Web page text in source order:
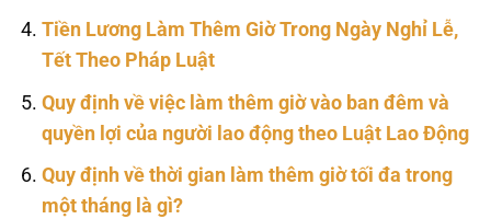
Tiền Lương Làm Thêm Giờ Trong Ngày Nghỉ Lễ,
Tết Theo Pháp Luật
Quy định về việc làm thêm giờ vào ban đêm và
quyền lợi của người lao động theo Luật Lao Động
Quy định về thời gian làm thêm giờ tối đa trong
một tháng là gì?